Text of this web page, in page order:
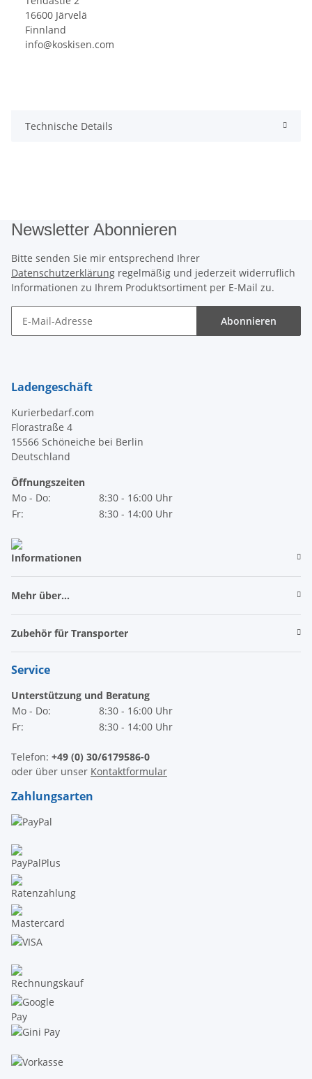
16600 Järvelä
Finnland
info@koskisen.com
Technische Details
Newsletter Abonnieren
Bitte senden Sie mir entsprechend Ihrer
Datenschutzerklärung regelmäßig und jederzeit widerruflich
Informationen zu Ihrem Produktsortiment per E-Mail zu.
Abonnieren
Ladengeschäft
Kurierbedarf.com
Florastraße 4
15566 Schöneiche bei Berlin
Deutschland
Öffnungszeiten
Mo - Do:
8:30 - 16:00 Uhr
Fr:
8:30 - 14:00 Uhr
Informationen
Mehr über...
Zubehör für Transporter
Service
Unterstützung und Beratung
Mo - Do:
8:30 - 16:00 Uhr
Fr:
8:30 - 14:00 Uhr
Telefon: +49 (0) 30/6179586-0
oder über unser Kontaktformular
Zahlungsarten